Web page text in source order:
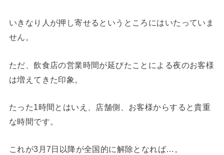
いきなり人が押し寄せるというところにはいたっていま
せん。
ただ、飲食店の営業時間が延びたことによる夜のお客様
は増えてきた印象。
たった1時間とはいえ、店舗側、お客様からすると貴重
な時間です。
これが3月7日以降が全国的に解除となれば…。